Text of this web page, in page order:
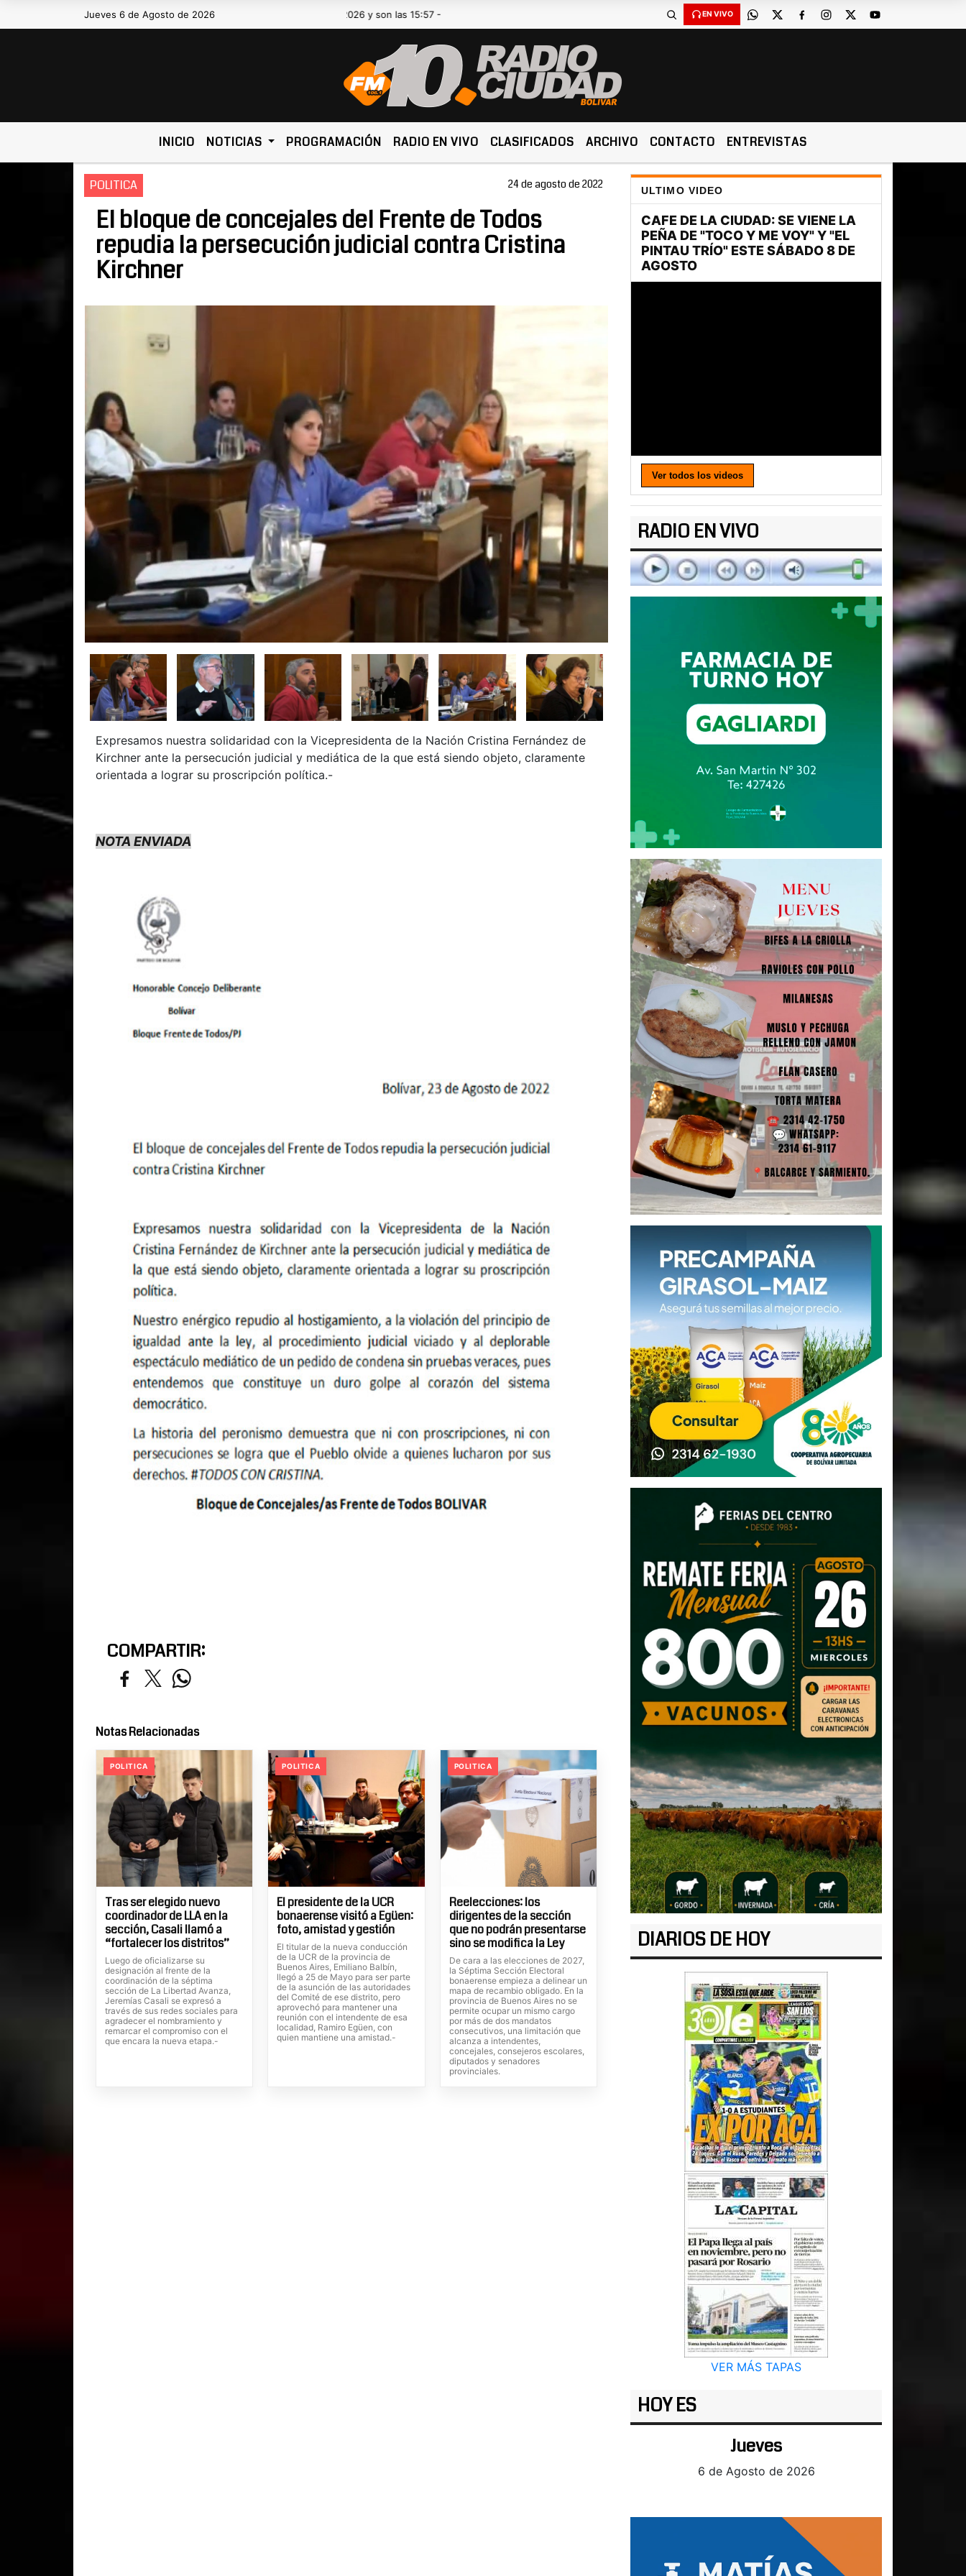
Jueves 6 de Agosto de 2026Hoy es Jueves 6 de Agosto de 2026 y son las 15:57 - EN VIVO
INICIO NOTICIAS PROGRAMACIÓN RADIO EN VIVO CLASIFICADOS ARCHIVO CONTACTO ENTREVISTAS
POLITICA 24 de agosto de 2022
El bloque de concejales del Frente de Todos
repudia la persecución judicial contra Cristina
Kirchner
Expresamos nuestra solidaridad con la Vicepresidenta de la Nación Cristina Fernández de
Kirchner ante la persecución judicial y mediática de la que está siendo objeto, claramente
orientada a lograr su proscripción política.-
NOTA ENVIADA
COMPARTIR:
Notas Relacionadas
POLITICA
Tras ser elegido nuevo
coordinador de LLA en la
sección, Casali llamó a
“fortalecer los distritos”
Luego de oficializarse su
designación al frente de la
coordinación de la séptima
sección de La Libertad Avanza,
Jeremías Casali se expresó a
través de sus redes sociales para
agradecer el nombramiento y
remarcar el compromiso con el
que encara la nueva etapa.-
POLITICA
El presidente de la UCR
bonaerense visitó a Egüen:
foto, amistad y gestión
El titular de la nueva conducción
de la UCR de la provincia de
Buenos Aires, Emiliano Balbín,
llegó a 25 de Mayo para ser parte
de la asunción de las autoridades
del Comité de ese distrito, pero
aprovechó para mantener una
reunión con el intendente de esa
localidad, Ramiro Egüen, con
quien mantiene una amistad.-
POLITICA
Reelecciones: los
dirigentes de la sección
que no podrán presentarse
sino se modifica la Ley
De cara a las elecciones de 2027,
la Séptima Sección Electoral
bonaerense empieza a delinear un
mapa de recambio obligado. En la
provincia de Buenos Aires no se
permite ocupar un mismo cargo
por más de dos mandatos
consecutivos, una limitación que
alcanza a intendentes,
concejales, consejeros escolares,
diputados y senadores
provinciales.
ULTIMO VIDEO
Ver todos los videos
RADIO EN VIVO
DIARIOS DE HOY
VER MÁS TAPAS
HOY ES
Jueves
6 de Agosto de 2026